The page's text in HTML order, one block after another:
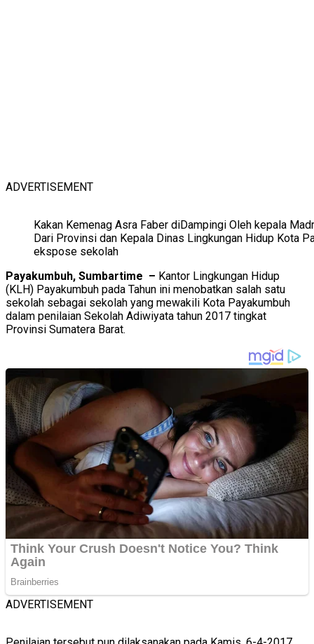
ADVERTISEMENT
Kakan Kemenag Asra Faber diDampingi Oleh kepala
Dari Provinsi dan Kepala Dinas Lingkungan Hidup Kota
ekspose sekolah
Payakumbuh, Sumbartime – Kantor Lingkungan Hidup
(KLH) Payakumbuh pada Tahun ini menobatkan salah satu
sekolah sebagai sekolah yang mewakili Kota Payakumbuh
dalam penilaian Sekolah Adiwiyata tahun 2017 tingkat
Provinsi Sumatera Barat.
ADVERTISEMENT